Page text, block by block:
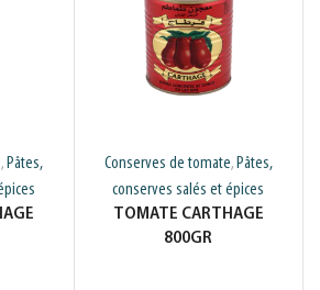
, Pâtes,
Conserves de tomate, Pâtes,
conserves salés et épices
TOMATE CARTHAGE
800GR